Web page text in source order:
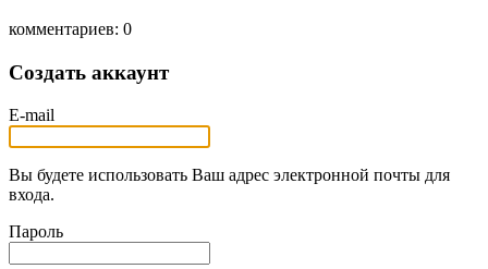
комментариев: 0
Создать аккаунт
E-mail
Вы будете использовать Ваш адрес электронной почты для
входа.
Пароль